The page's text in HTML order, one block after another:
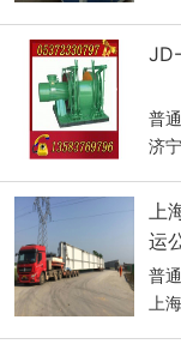
普
济
上
运
普
上